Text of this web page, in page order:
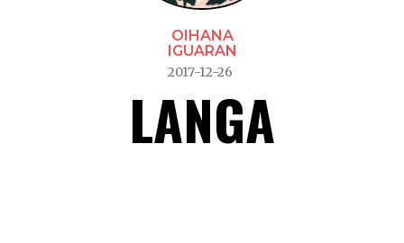
OIHANA
IGUARAN
2017-12-26
LANGA